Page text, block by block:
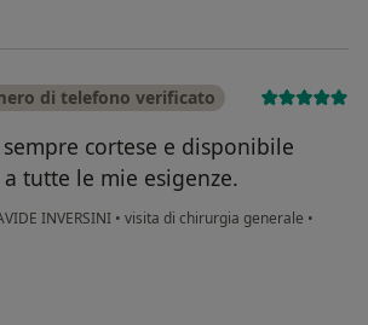
di telefono verificato
cortese e disponibile
tutte le mie esigenze.
INVERSINI • visita di chirurgia generale •
M.T.T.A.